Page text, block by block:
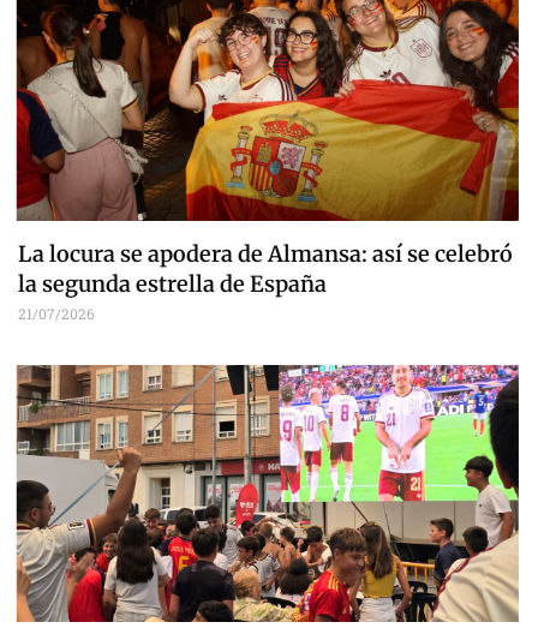
La locura se apodera de Almansa: así se celebró
la segunda estrella de España
21/07/2026